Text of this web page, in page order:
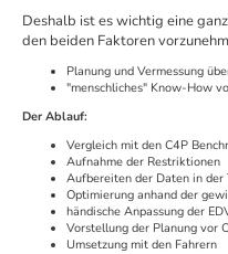
Deshalb ist es wichtig eine
den beiden Faktoren
Planung und Vermessung
"menschliches" Know-How
Der Ablauf:
Vergleich mit den C4P
Aufnahme der Restriktionen
Aufbereiten der Daten in der
Optimierung anhand der
händische Anpassung der
Vorstellung der Planung vor
Umsetzung mit den Fahrern